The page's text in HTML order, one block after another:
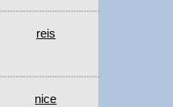
reis
nice